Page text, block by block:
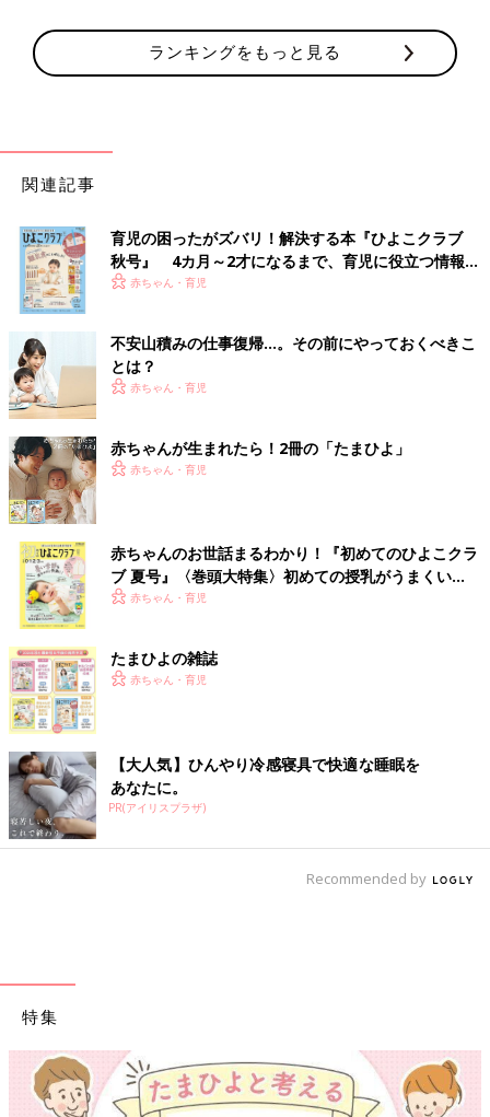
ランキングをもっと見る
関連記事
育児の困ったがズバリ！解決する本『ひよこクラブ
秋号』 4カ月～2才になるまで、育児に役立つ情報が
いっぱい！
赤ちゃん・育児
不安山積みの仕事復帰…。その前にやっておくべきこ
とは？
赤ちゃん・育児
赤ちゃんが生まれたら！2冊の「たまひよ」
赤ちゃん・育児
赤ちゃんのお世話まるわかり！『初めてのひよこクラ
ブ 夏号』〈巻頭大特集〉初めての授乳がうまくい
く！ おっぱい・ミルクの基本と夏のトラブル 解決テ
赤ちゃん・育児
たまひよの雑誌
赤ちゃん・育児
【大人気】ひんやり冷感寝具で快適な睡眠を
あなたに。
PR(アイリスプラザ)
Recommended by
特集